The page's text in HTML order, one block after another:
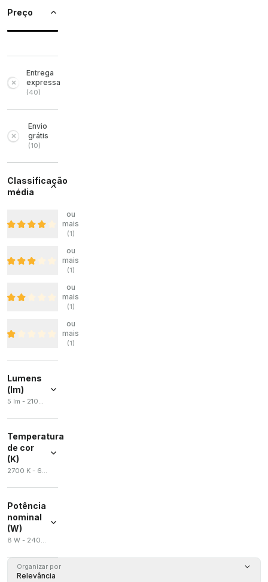
Preço
Entrega
expressa
(40)
Envio
grátis
(10)
Classificação
média
ou
mais
(1)
ou
mais
(1)
ou
mais
(1)
ou
mais
(1)
Lumens
(lm)
5 lm - 21000 lm
Temperatura
de cor
(K)
2700 K - 6500 K
Potência
nominal
(W)
8 W - 240 W
Organizar por
Relevância